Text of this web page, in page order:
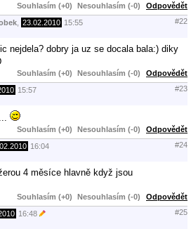
Souhlasím (+0) Nesouhlasím (-0) Odpovědět
23.02.2010 15:55 #22
nejdela? dobry ja uz se docala bala:) diky
Souhlasím (+0) Nesouhlasím (-0) Odpovědět
15:57 #23
Souhlasím (+0) Nesouhlasím (-0) Odpovědět
16:04 #24
4 měsíce hlavně když jsou
Souhlasím (+0) Nesouhlasím (-0) Odpovědět
16:48 #25